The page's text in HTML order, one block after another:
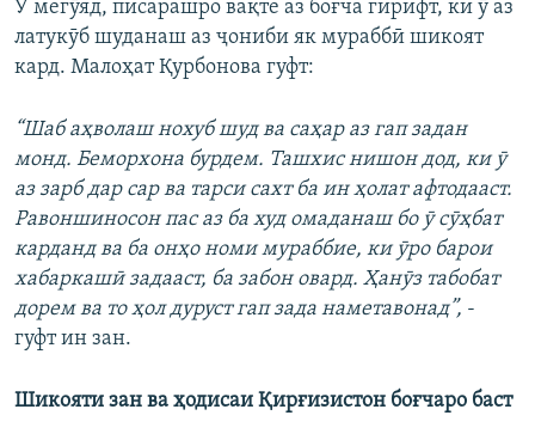
Ӯ мегӯяд, писарашро вақте аз боғча гирифт, ки ӯ аз
латукӯб шуданаш аз ҷониби як мураббӣ шикоят
кард. Малоҳат Қурбонова гуфт:
“Шаб аҳволаш нохуб шуд ва саҳар аз гап задан
монд. Беморхона бурдем. Ташхис нишон дод, ки ӯ
аз зарб дар сар ва тарси сахт ба ин ҳолат афтодааст.
Равоншиносон пас аз ба худ омаданаш бо ӯ сӯҳбат
карданд ва ба онҳо номи мураббие, ки ӯро барои
хабаркашӣ задааст, ба забон овард. Ҳанӯз табобат
дорем ва то ҳол дуруст гап зада наметавонад”, -
гуфт ин зан.
Шикояти зан ва ҳодисаи Қирғизистон боғчаро баст